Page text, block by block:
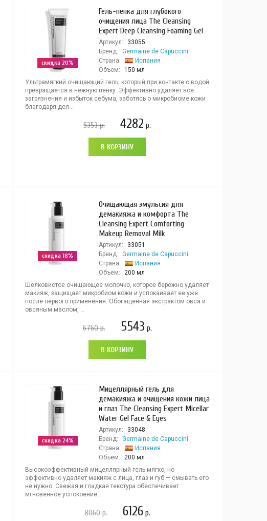
скидка 20%
Гель-пенка для глубокого
очищения лица The Cleansing
Expert Deep Cleansing Foaming Gel
Артикул:
33055
Бренд:
Germaine de Capuccini
Страна:
Испания
Объем:
150 мл
Ультрамягкий очищающий гель, который при контакте с водой
превращается в нежную пенку. Эффективно удаляет все
загрязнения и избыток себума, заботясь о микробиоме кожи
благодаря дел...
5353р. 4282 р.
В КОРЗИНУ
скидка 18%
Очищающая эмульсия для
демакияжа и комфорта The
Cleansing Expert Comforting
Makeup Removal Milk
Артикул:
33051
Бренд:
Germaine de Capuccini
Страна:
Испания
Объем:
200 мл
Шелковистое очищающее молочко, которое бережно удаляет
макияж, защищает микробиом кожи и успокаивает ее уже
после первого применения. Обогащенная экстрактом овса и
овсяным маслом, ...
6760р. 5543 р.
В КОРЗИНУ
скидка 24%
Мицеллярный гель для
демакияжа и очищения кожи лица
и глаз The Cleansing Expert Micellar
Water Gel Face & Eyes
Артикул:
33048
Бренд:
Germaine de Capuccini
Страна:
Испания
Объем:
200 мл
Высокоэффективный мицеллярный гель мягко, но
эффективно удаляет макияж с лица, глаз и губ — смывать его
не нужно. Свежая и гладкая текстура обеспечивает
мгновенное успокоение...
8060р. 6126р.